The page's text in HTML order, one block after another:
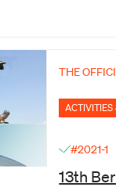
THE
#2021-1
13th